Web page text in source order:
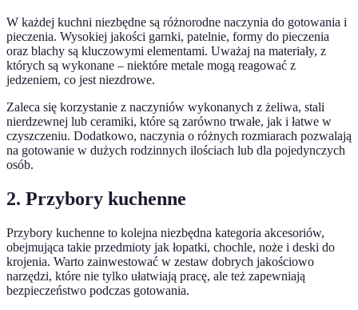
W każdej kuchni niezbędne są różnorodne naczynia do gotowania i
pieczenia. Wysokiej jakości garnki, patelnie, formy do pieczenia
oraz blachy są kluczowymi elementami. Uważaj na materiały, z
których są wykonane – niektóre metale mogą reagować z
jedzeniem, co jest niezdrowe.
Zaleca się korzystanie z naczyniów wykonanych z żeliwa, stali
nierdzewnej lub ceramiki, które są zarówno trwałe, jak i łatwe w
czyszczeniu. Dodatkowo, naczynia o różnych rozmiarach pozwalają
na gotowanie w dużych rodzinnych ilościach lub dla pojedynczych
osób.
2. Przybory kuchenne
Przybory kuchenne to kolejna niezbędna kategoria akcesoriów,
obejmująca takie przedmioty jak łopatki, chochle, noże i deski do
krojenia. Warto zainwestować w zestaw dobrych jakościowo
narzędzi, które nie tylko ułatwiają pracę, ale też zapewniają
bezpieczeństwo podczas gotowania.